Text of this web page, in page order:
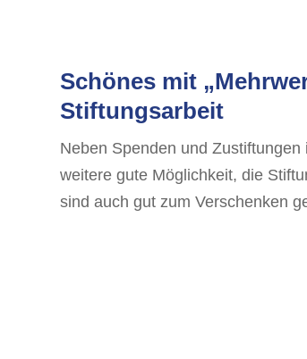
Schönes mit
Stiftungsarbeit
Neben Spenden und
weitere gute Möglichkeit, die
sind auch gut zum Verschenken